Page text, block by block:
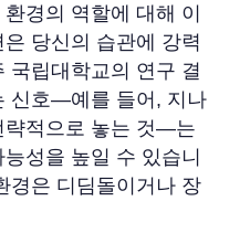
경의 역할에 대해 이
당신의 습관에 강력
국립대학교의 연구 결
신호—예를 들어, 지나
략적으로 놓는 것—는
성을 높일 수 있습니
경은 디딤돌이거나 장